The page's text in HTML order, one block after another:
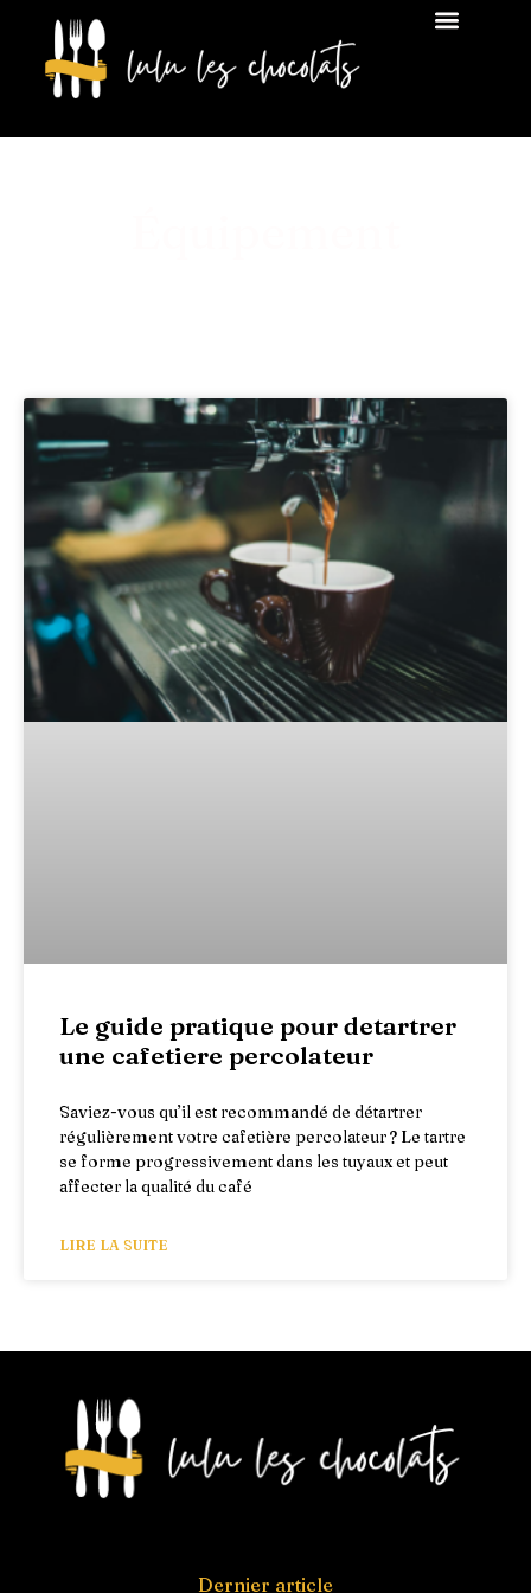
Le guide pratique pour detartrer
une cafetiere percolateur
Saviez-vous qu’il est recommandé de détartrer
régulièrement votre cafetière percolateur ? Le tartre
se forme progressivement dans les tuyaux et peut
affecter la qualité du café
LIRE LA SUITE
Dernier article